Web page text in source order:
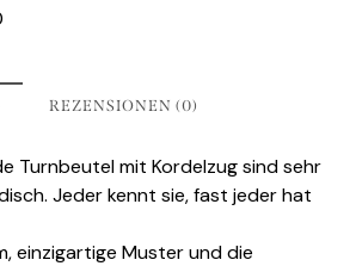
REZENSIONEN (0)
Turnbeutel mit Kordelzug sind sehr
Jeder kennt sie, fast jeder hat
einzigartige Muster und die